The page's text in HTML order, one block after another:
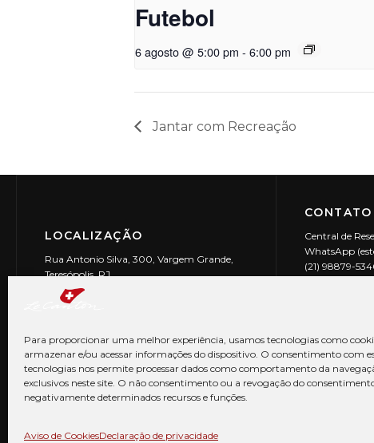
Para proporcionar uma melhor experiência, usamos tecnologias como
armazenar e/ou acessar informações do dispositivo. O consentimento com
tecnologias nos permite processar dados como comportamento da
exclusivos neste site. O não consentimento ou a revogação do
negativamente determinados recursos e funções.
Aviso de CookiesDeclaração de privacidade
Futebol
6 agosto @ 5:00 pm - 6:00 pm
Jantar com Recreação
LOCALIZAÇÃO
Rua Antonio Silva, 300, Vargem Grande,
Teresópolis, RJ
CEP: 25990-150
Central de
WhatsApp
(21) 98879-
© Copyright 2026 Le Canton. Todos os direitos reservados